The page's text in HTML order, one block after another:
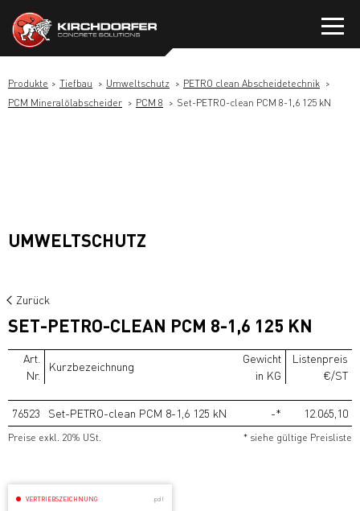
Inhalt
springen
Produkte Tiefbau Umweltschutz
PETRO clean Abscheidetechnik
PCM Mineralölabscheider
PCM 8 Set-PETRO-clean PCM 8-1,6 125 kN
UMWELTSCHUTZ
Zurück
SET-PETRO-CLEAN PCM 8-1,6 125 KN
Art.
Nr.
Kurzbezeichnung
Gewicht
in KG
Listenpreis
€/ST
76523 Set-PETRO-clean PCM 8-1,6 125 kN -* 12.065,10
* siehe gültige Preisliste
Preise exkl. 20% USt.
VERTRIEBSZEICHNUNG .pdf